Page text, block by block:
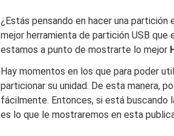
¿Estás pensando en hacer una partición
mejor herramienta de partición USB que
estamos a punto de mostrarte lo mejor
Hay momentos en los que para poder
particionar su unidad. De esta manera,
fácilmente. Entonces, si está buscando
es lo que le mostraremos en esta